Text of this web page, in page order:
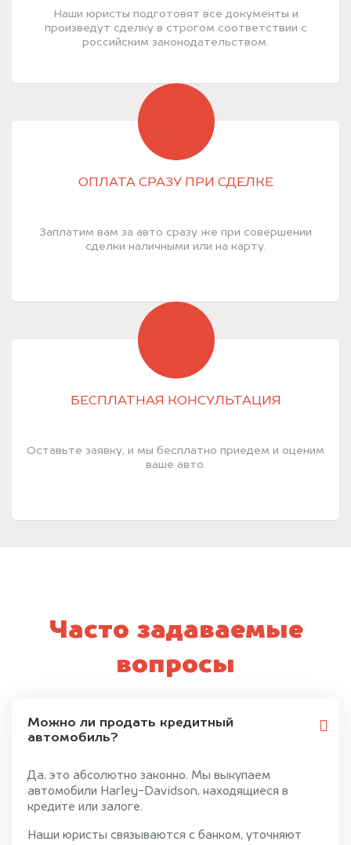
Наши юристы подготовят все документы и
произведут сделку в строгом соответствии с
российским законодательством.
ОПЛАТА СРАЗУ ПРИ СДЕЛКЕ
Заплатим вам за авто сразу же при совершении
сделки наличными или на карту.
БЕСПЛАТНАЯ КОНСУЛЬТАЦИЯ
Оставьте заявку, и мы бесплатно приедем и оценим
ваше авто.
Часто задаваемые
вопросы
Можно ли продать кредитный
автомобиль?
Да, это абсолютно законно. Мы выкупаем
автомобили Harley-Davidson, находящиеся в
кредите или залоге.
Наши юристы связываются с банком, уточняют